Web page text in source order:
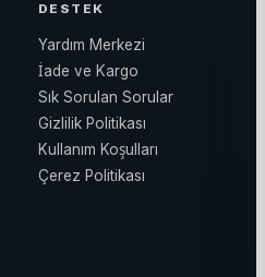
DESTEK
Yardım Merkezi
İade ve Kargo
Sık Sorulan Sorular
Gizlilik Politikası
Kullanım Koşulları
Çerez Politikası